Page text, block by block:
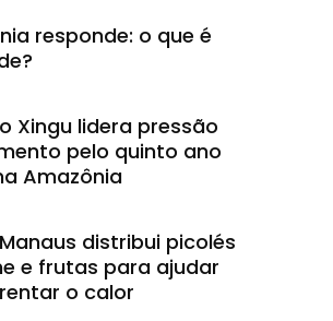
responde: o que é
Xingu lidera pressão
pelo quinto ano
Amazônia
distribui picolés
e frutas para ajudar
o calor